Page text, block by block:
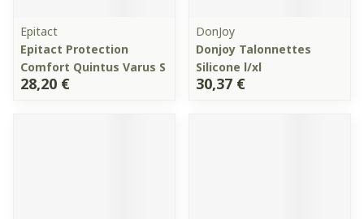
Epitact
Epitact Protection
Comfort Quintus Varus S
28,20 €
DonJoy
Donjoy Talonnettes
Silicone l/xl
30,37 €